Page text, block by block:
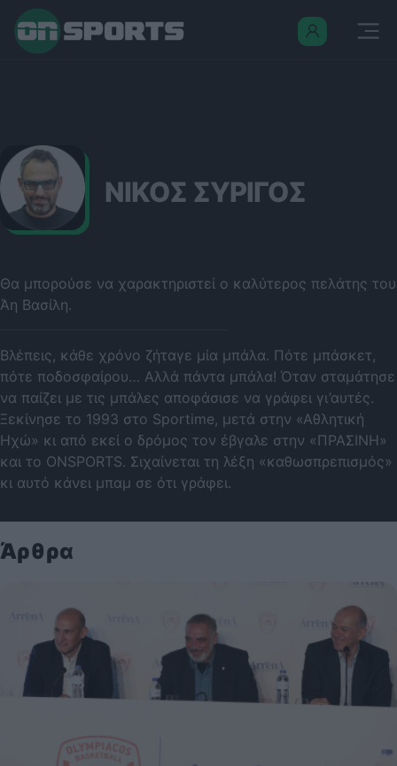
ΝΙΚΟΣ ΣΥΡΙΓΟΣ
Θα μπορούσε να χαρακτηριστεί ο καλύτερος πελάτης του
Άη Βασίλη.
Βλέπεις, κάθε χρόνο ζήταγε μία μπάλα. Πότε μπάσκετ,
πότε ποδοσφαίρου… Αλλά πάντα μπάλα! Όταν σταμάτησε
να παίζει με τις μπάλες αποφάσισε να γράφει γι’αυτές.
Ξεκίνησε το 1993 στο Sportime, μετά στην «Αθλητική
Ηχώ» κι από εκεί ο δρόμος τον έβγαλε στην «ΠΡΑΣΙΝΗ»
και το ONSPORTS. Σιχαίνεται τη λέξη «καθωσπρεπισμός»
κι αυτό κάνει μπαμ σε ότι γράφει.
Άρθρα